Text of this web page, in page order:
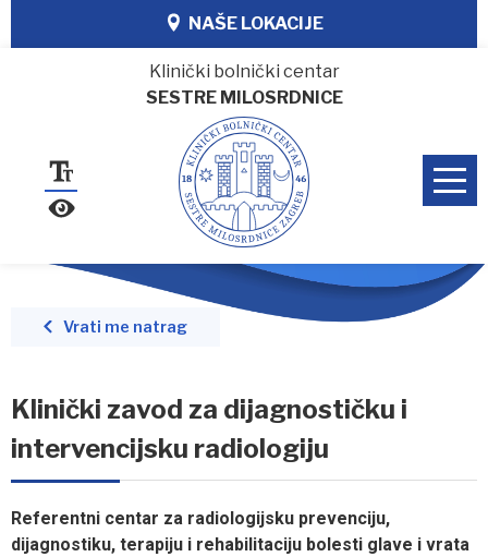
NAŠE LOKACIJE
Klinički bolnički centar
SESTRE MILOSRDNICE
Vrati me natrag
Klinički zavod za dijagnostičku i
intervencijsku radiologiju
Referentni centar za radiologijsku prevenciju,
dijagnostiku, terapiju i rehabilitaciju bolesti glave i vrata